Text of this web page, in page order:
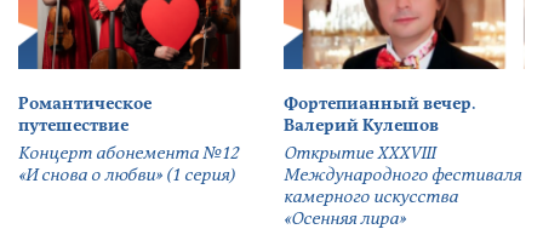
Романтическое
путешествие
Концерт абонемента №12
«И снова о любви» (1 серия)
Фортепианный вечер.
Валерий Кулешов
Открытие ХХХVIII
Международного фестиваля
камерного искусства
«Осенняя лира»